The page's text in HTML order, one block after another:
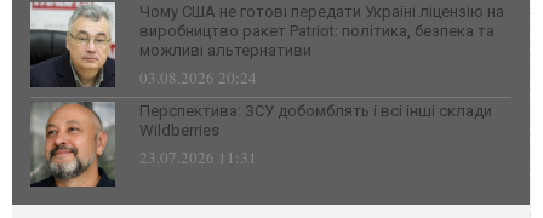
Чому США не готові передати Україні ліцензію на
виробництво ракет Patriot: політика, безпека та
можливі альтернативи
03.08.2026 20:24
Перспектива: ЗСУ добомблять і всі інші склади
Wildberries
23.07.2026 11:31